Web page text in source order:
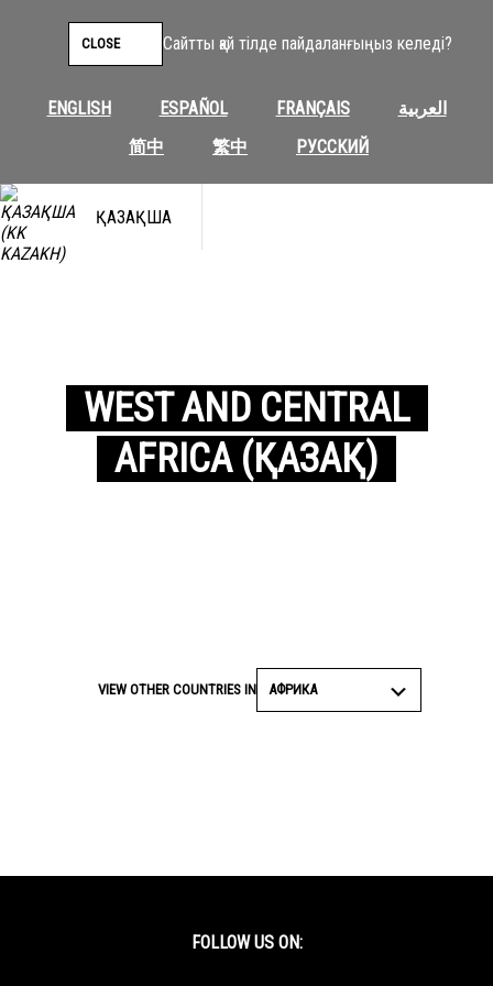
Сайтты қай тілде пайдаланғыңыз келеді?
ENGLISH ESPAÑOL FRANÇAIS
العربية
简中
繁中 РУССКИЙ
CLOSE
ҚАЗАҚША
WEST AND CENTRAL
AFRICA (ҚАЗАҚ)
VIEW OTHER COUNTRIES IN АФРИКА
FOLLOW US ON: